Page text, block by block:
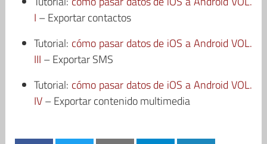
I – Exportar contactos
Tutorial: cómo pasar datos de iOS a Android VOL.
III – Exportar SMS
Tutorial: cómo pasar datos de iOS a Android VOL.
IV– Exportar contenido multimedia